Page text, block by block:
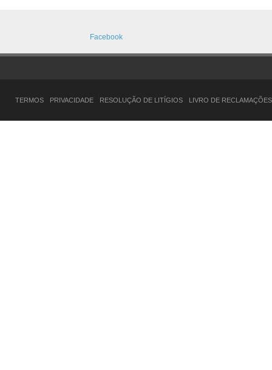
Facebook
TERMOS PRIVACIDADE RESOLUÇÃO DE LITÍGIOS LIVRO DE RECLAMAÇÕES